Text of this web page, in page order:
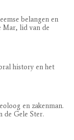
belangen en
Mar, lid van de
history en het
en zakenman.
Gele Ster.